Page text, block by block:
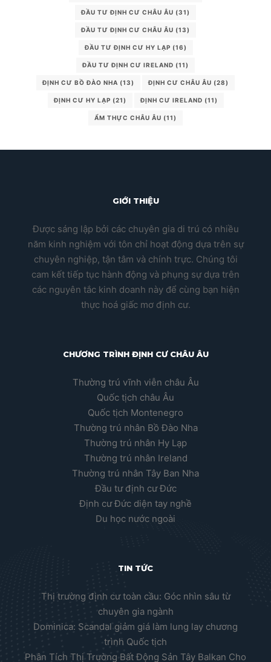
ĐẦU TƯ ĐỊNH CƯ CHÂU ÂU (31)
ĐẦU TƯ ĐỊNH CƯ CHÂU ÂU (13)
ĐẦU TƯ ĐỊNH CƯ HY LẠP (16)
ĐẦU TƯ ĐỊNH CƯ IRELAND (11)
ĐỊNH CƯ BỒ ĐÀO NHA (13) ĐỊNH CƯ CHÂU ÂU (28)
ĐỊNH CƯ HY LẠP (21) ĐỊNH CƯ IRELAND (11)
ẨM THỰC CHÂU ÂU (11)
GIỚI THIỆU
Được sáng lập bởi các chuyên gia di trú có nhiều
năm kinh nghiệm với tôn chỉ hoạt động dựa trên sự
chuyên nghiệp, tận tâm và chính trực. Chúng tôi
cam kết tiếp tục hành động và phụng sự dựa trên
các nguyên tắc kinh doanh này để cùng bạn hiện
thực hoá giấc mơ định cư.
CHƯƠNG TRÌNH ĐỊNH CƯ CHÂU ÂU
Thường trú vĩnh viễn châu Âu
Quốc tịch châu Âu
Quốc tịch Montenegro
Thường trú nhân Bồ Đào Nha
Thường trú nhân Hy Lạp
Thường trú nhân Ireland
Thường trú nhân Tây Ban Nha
Đầu tư định cư Đức
Định cư Đức diện tay nghề
Du học nước ngoài
TIN TỨC
Thị trường định cư toàn cầu: Góc nhìn sâu từ
chuyên gia ngành
Dominica: Scandal giảm giá làm lung lay chương
trình Quốc tịch
Phân Tích Thị Trường Bất Động Sản Tây Balkan Cho